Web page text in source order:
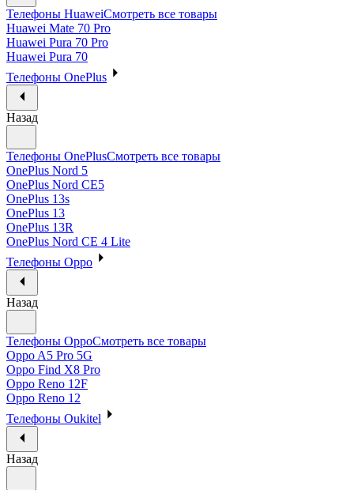
Телефоны HuaweiСмотреть все товары
Huawei Mate 70 Pro
Huawei Pura 70 Pro
Huawei Pura 70
Телефоны OnePlus
Назад
Телефоны OnePlusСмотреть все товары
OnePlus Nord 5
OnePlus Nord CE5
OnePlus 13s
OnePlus 13
OnePlus 13R
OnePlus Nord CE 4 Lite
Телефоны Oppo
Назад
Телефоны OppoСмотреть все товары
Oppo A5 Pro 5G
Oppo Find X8 Pro
Oppo Reno 12F
Oppo Reno 12
Телефоны Oukitel
Назад